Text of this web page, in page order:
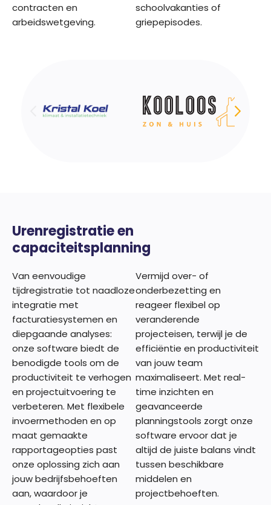
contracten en
arbeidswetgeving.
schoolvakanties of
griepepisodes.
Urenregistratie en
capaciteitsplanning
Van eenvoudige
tijdregistratie tot naadloze
integratie met
facturatiesystemen en
diepgaande analyses:
onze software biedt de
benodigde tools om de
productiviteit te verhogen
en projectuitvoering te
verbeteren. Met flexibele
invoermethoden en op
maat gemaakte
rapportageopties past
onze oplossing zich aan
jouw bedrijfsbehoeften
aan, waardoor je
Vermijd over- of
onderbezetting en
reageer flexibel op
veranderende
projecteisen, terwijl je de
efficiëntie en productiviteit
van jouw team
maximaliseert. Met real-
time inzichten en
geavanceerde
planningstools zorgt onze
software ervoor dat je
altijd de juiste balans vindt
tussen beschikbare
middelen en
projectbehoeften.